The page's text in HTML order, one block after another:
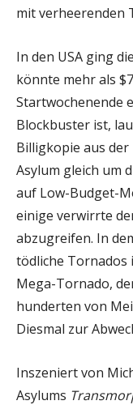
mit verheerenden
In den USA ging
könnte mehr als
Startwochenende
Blockbuster ist,
Billigkopie aus
Asylum gleich um
auf Low-Budget-
einige verwirrte
abzugreifen. In
tödliche Tornados
Mega-Tornado,
hunderten von
Diesmal zur
Inszeniert von
Asylums